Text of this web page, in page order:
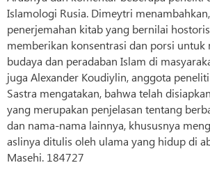
Islamologi Rusia. Dimeytri
penerjemahan kitab yang bernilai
memberikan konsentrasi dan porsi untuk
budaya dan peradaban Islam di
juga Alexander Koudiylin, anggota
Sastra mengatakan, bahwa telah
yang merupakan penjelasan tentang
dan nama-nama lainnya, khususnya
aslinya ditulis oleh ulama yang hidup di
Masehi. 184727